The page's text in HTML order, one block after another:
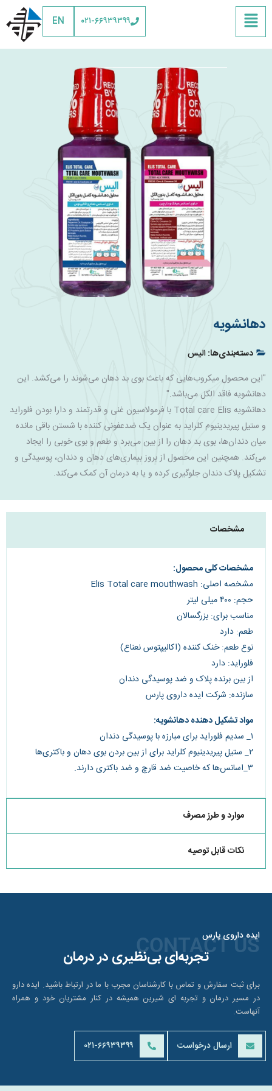
EN ۰۲۱-۶۶۹۳۹۳۹۹
دهانشویه
دسته‌بندی‌ها:الیس
"این محصول میکروب‌هایی که باعث بوی بد دهان می‌شوند را می‌کشد. این
دهانشویه فاقد الکل می‌باشد."
دهانشویه Total care Elis با فرمولاسیون غنی و قدرتمند و دارا بودن فلوراید
و ستیل پیریدینیوم کلراید به عنوان یک ضدعفونی کننده با شستن باقی مانده
میان دندان‌ها، بوی بد دهان را از بین می‌برد و طعم و بوی خوبی را ایجاد
می‌کند. همچنین این محصول از بروز بیماری‌های دهان و دندان، پوسیدگی و
تشکیل پلاک دندان جلوگیری کرده و یا به درمان آن کمک می‌کند.
مشخصات
موارد و طرز مصرف
نکات قابل توصیه
مشخصات کلی محصول:
مشخصه اصلی: Elis Total care mouthwash
حجم: ۴۰۰ میلی لیتر
مناسب برای: بزرگسالان
طعم: دارد
نوع طعم: خنک کننده (اکالیپتوس نعناع)
فلوراید: دارد
از بین برنده پلاک و ضد پوسیدگی دندان
سازنده: شرکت ایده داروی پارس
مواد تشکیل دهنده دهانشویه:
۱_ سدیم فلوراید برای مبارزه با پوسیدگی دندان
۲_ ستیل پیریدینیوم کلراید برای از بین بردن بوی دهان و باکتری‌ها
۳_اسانس‌ها که خاصیت ضد قارچ و ضد باکتری دارند.
ایده داروی پارس
تجربه‌ای بی‌نظیری در درمان
CONTACT US
برای ثبت سفارش و تماس با کارشناسان مجرب با ما در ارتباط باشید. ایده دارو
در مسیر درمان و تجربه ای شیرین همیشه در کنار مشتریان خود و همراه
آنهاست.
ارسال درخواست ۰۲۱-۶۶۹۳۹۳۹۹